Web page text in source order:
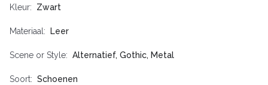
Kleur Zwart
Materiaal Leer
Scene or Style Alternatief, Gothic, Metal
Soort Schoenen